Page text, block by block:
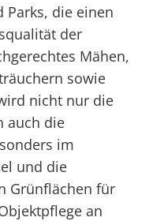
Parks, die einen
der
Mähen,
sowie
nicht nur die
auch die
im
und die
Grünflächen für
an